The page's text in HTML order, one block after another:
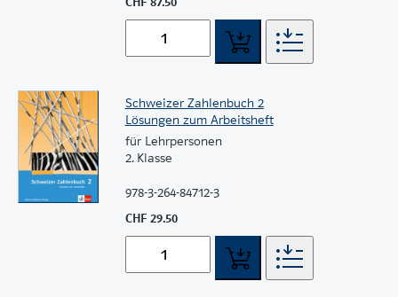
Schweizer Zahlenbuch 2
Lösungen zum Arbeitsheft
für Lehrpersonen
2. Klasse
978-3-264-84712-3
CHF 29.50